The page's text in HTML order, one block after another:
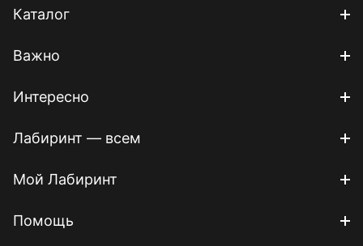
Каталог
Важно
Интересно
Лабиринт — всем
Мой Лабиринт
Помощь